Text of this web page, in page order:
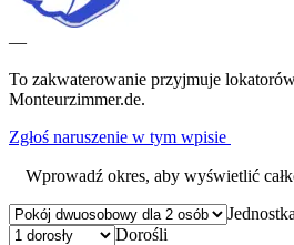
—
To zakwaterowanie przyjmuje
Monteurzimmer.de.
Zgłoś naruszenie w tym wpisie
Wprowadź okres, aby wyświetlić
Jednostka
Dorośli